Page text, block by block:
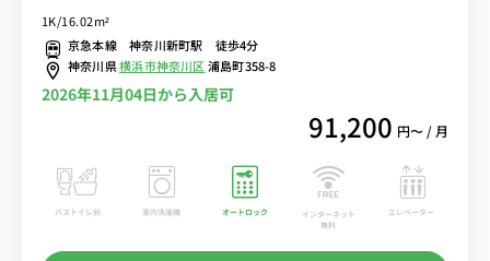
で徒歩圏内■選べるWi-Fi格安レンタル中！
1K/16.02m²
京急本線 神奈川新町駅 徒歩4分
神奈川県横浜市神奈川区浦島町358-8
2026年11月04日から入居可
91,200 円〜 / 月
バストイレ別 室内洗濯機 オートロック
インターネット
無料
エレベーター